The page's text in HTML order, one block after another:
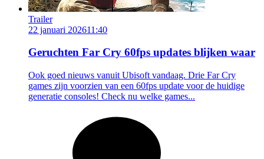
Trailer
22 januari 202611:40
Geruchten Far Cry 60fps updates blijken waar
Ook goed nieuws vanuit Ubisoft vandaag. Drie Far Cry
games zijn voorzien van een 60fps update voor de huidige
generatie consoles! Check nu welke games...